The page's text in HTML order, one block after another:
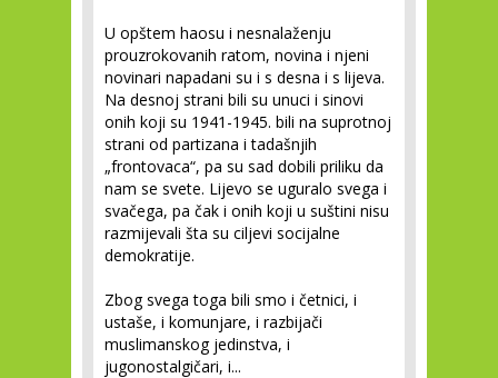
U opštem haosu i nesnalaženju
prouzrokovanih ratom, novina i njeni
novinari napadani su i s desna i s lijeva.
Na desnoj strani bili su unuci i sinovi
onih koji su 1941-1945. bili na suprotnoj
strani od partizana i tadašnjih
„frontovaca“, pa su sad dobili priliku da
nam se svete. Lijevo se uguralo svega i
svačega, pa čak i onih koji u suštini nisu
razmijevali šta su ciljevi socijalne
demokratije.
Zbog svega toga bili smo i četnici, i
ustaše, i komunjare, i razbijači
muslimanskog jedinstva, i
jugonostalgičari, i...